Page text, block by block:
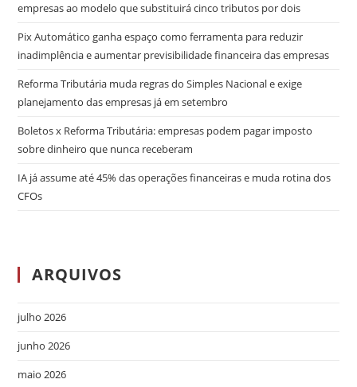
empresas ao modelo que substituirá cinco tributos por dois
Pix Automático ganha espaço como ferramenta para reduzir
inadimplência e aumentar previsibilidade financeira das empresas
Reforma Tributária muda regras do Simples Nacional e exige
planejamento das empresas já em setembro
Boletos x Reforma Tributária: empresas podem pagar imposto
sobre dinheiro que nunca receberam
IA já assume até 45% das operações financeiras e muda rotina dos
CFOs
ARQUIVOS
julho 2026
junho 2026
maio 2026